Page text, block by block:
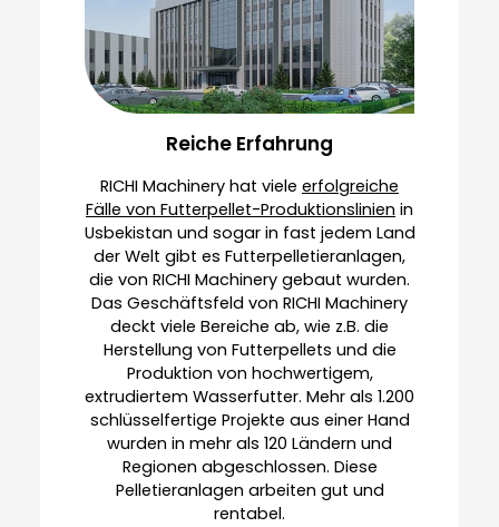
Reiche Erfahrung
RICHI Machinery hat viele erfolgreiche
Fälle von Futterpellet-Produktionslinien in
Usbekistan und sogar in fast jedem Land
der Welt gibt es Futterpelletieranlagen,
die von RICHI Machinery gebaut wurden.
Das Geschäftsfeld von RICHI Machinery
deckt viele Bereiche ab, wie z.B. die
Herstellung von Futterpellets und die
Produktion von hochwertigem,
extrudiertem Wasserfutter. Mehr als 1.200
schlüsselfertige Projekte aus einer Hand
wurden in mehr als 120 Ländern und
Regionen abgeschlossen. Diese
Pelletieranlagen arbeiten gut und
rentabel.